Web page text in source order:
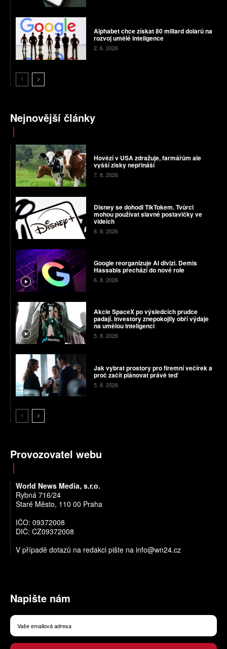
Alphabet chce získat 80 miliard dolarů na
rozvoj umělé inteligence
2. 6. 2026
Nejnovější články
Hovězí v USA zdražuje, farmářům ale
vyšší zisky nepřináší
7. 8. 2026
Disney se dohodl TikTokem. Tvůrci
mohou používat slavné postavičky ve
videích
6. 8. 2026
Google reorganizuje AI divizi. Demis
Hassabis přechází do nové role
6. 8. 2026
Akcie SpaceX po výsledcích prudce
padají. Investory znepokojily obří výdaje
na umělou inteligenci
5. 8. 2026
Jak vybrat prostory pro firemní večírek a
proč začít plánovat právě teď
5. 8. 2026
Provozovatel webu
World News Media, s.r.o.
Rybná 716/24
Staré Město, 110 00 Praha
IČO: 09372008
DIČ: CZ09372008
V případě dotazů na redakci pište na info@wn24.cz
Napište nám